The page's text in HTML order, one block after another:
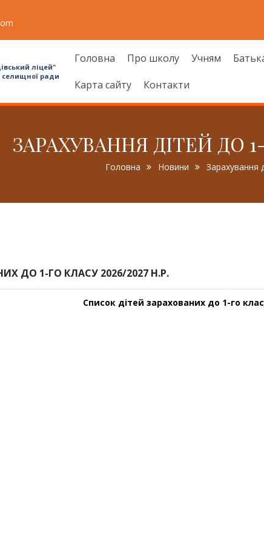
ліцей"
селищної ради
Головна Про школу Учням
Карта сайту
Контакти
ЗАРАХУВАННЯ ДІТЕЙ ДО
Головна Новини Зарахування
ДО 1-ГО КЛАСУ 2026/2027 Н.Р.
Список дітей зарахованих до 1-го